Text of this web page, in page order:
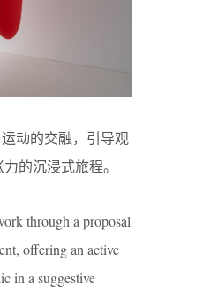
动的交融，引导观
的沉浸式旅程。
through a proposal
offering an active
in a suggestive